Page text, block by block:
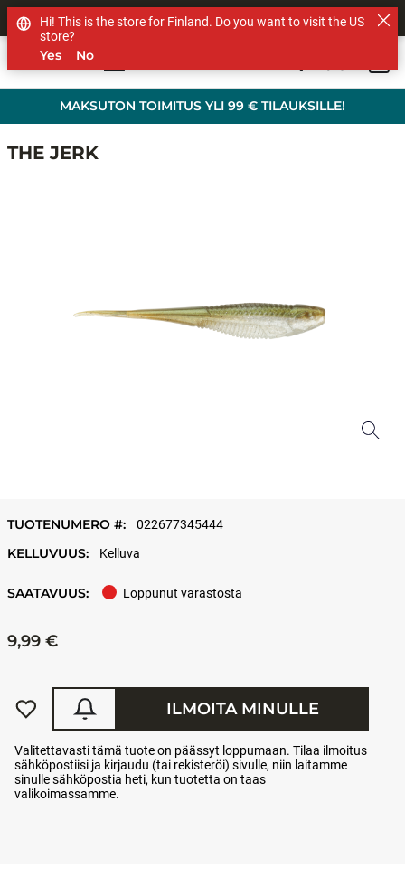
MAKSUTON TOIMITUS YLI 99 € TILAUKSILLE!
MUUT TUOTEMERKIT
THE JERK
TUOTENUMERO #: 022677345444
KELLUVUUS: Kelluva
SAATAVUUS: Loppunut varastosta
9,99 €
Valitettavasti tämä tuote on päässyt loppumaan. Tilaa ilmoitus
sähköpostiisi ja kirjaudu (tai rekisteröi) sivulle, niin laitamme
sinulle sähköpostia heti, kun tuotetta on taas
valikoimassamme.
ILMOITA MINULLE
Hi! This is the store for Finland. Do you want to visit the US
store?
Yes No